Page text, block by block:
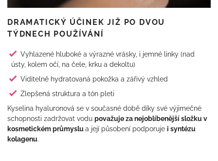
DRAMATICKÝ ÚČINEK JIŽ PO DVOU
TÝDNECH POUŽÍVÁNÍ
Vyhlazené hluboké a výrazné vrásky, i jemné linky (nad
ústy, kolem očí, na čele, krku a dekoltu)
Viditelně hydratovaná pokožka a zářivý vzhled
Zlepšená struktura a tón pleti
Kyselina hyaluronová se v současné době díky své výjimečné
schopnosti zadržovat vodu považuje za nejoblíbenější složku v
kosmetickém průmyslu a její působení podporuje i syntézu
kolagenu.